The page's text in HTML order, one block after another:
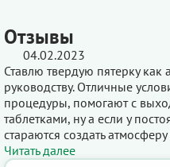
Отзывы
04.02.2023
Ставлю твердую пятерку как
руководству. Отличные
процедуры, помогают с
таблетками, ну а если у
стараются создать
Читать далее